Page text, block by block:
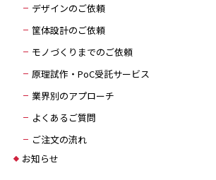
デザインのご依頼
筐体設計のご依頼
モノづくりまでのご依頼
原理試作・PoC受託サービス
業界別のアプローチ
よくあるご質問
ご注文の流れ
お知らせ